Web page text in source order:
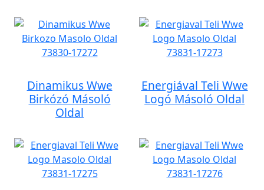
Dinamikus Wwe
Birkózó Másoló
Oldal
Energiával Teli Wwe
Logó Másoló Oldal